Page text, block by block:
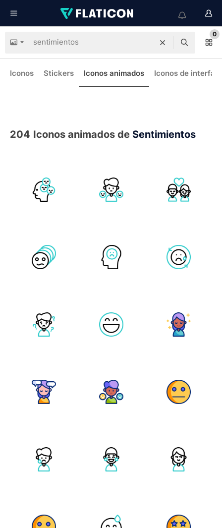
0
Iconos Stickers Iconos animados Iconos de interfaz
204 Iconos animados de Sentimientos